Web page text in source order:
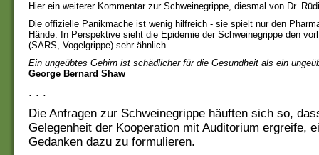
Hier ein weiterer Kommentar zur Schweinegrippe, diesmal von Dr.
Die offizielle Panikmache ist wenig hilfreich - sie spielt nur den
Hände. In Perspektive sieht die Epidemie der Schweinegrippe den
(SARS, Vogelgrippe) sehr ähnlich.
Ein ungeübtes Gehirn ist schädlicher für die Gesundheit als ein
George Bernard Shaw
. . .
Die Anfragen zur Schweinegrippe häuften sich so,
Gelegenheit der Kooperation mit Auditorium ergreife,
Gedanken dazu zu formulieren.